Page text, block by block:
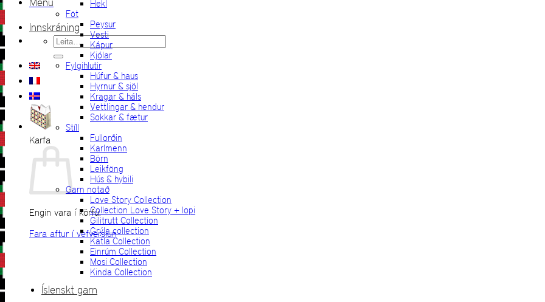
Menu
Innskráning
Leita
eftir:
Karfa
Engin vara í körfu.
Fara aftur í vefverslun
Hekl
Föt
Peysur
Vesti
Kápur
Kjólar
Fylgihlutir
Húfur & haus
Hyrnur & sjöl
Kragar & háls
Vettlingar & hendur
Sokkar & fætur
Stíll
Fullorðin
Karlmenn
Börn
Leikföng
Hús & hybili
Garn notað
Love Story Collection
Collection Love Story + lopi
Gilitrutt Collection
Grýla collection
Katla Collection
Einrúm Collection
Mosi Collection
Kinda Collection
Íslenskt garn